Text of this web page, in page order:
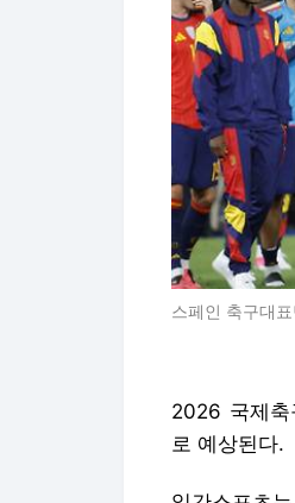
스페인 축구대
2026 국제축
로 예상된다.